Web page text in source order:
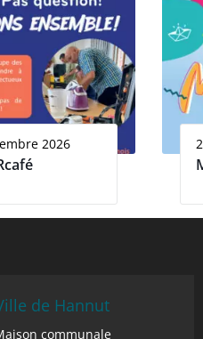
2026
de Hannut
communale